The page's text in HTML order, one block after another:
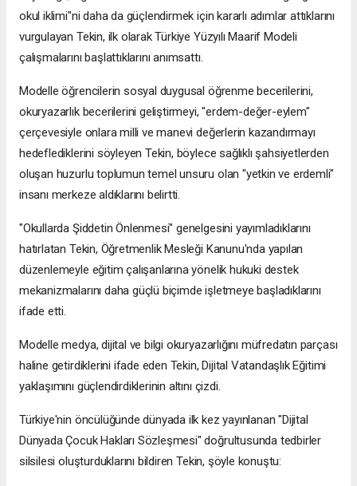
okul iklimi"ni daha da güçlendirmek için kararlı adımlar attıklarını
vurgulayan Tekin, ilk olarak Türkiye Yüzyılı Maarif Modeli
çalışmalarını başlattıklarını anımsattı.
Modelle öğrencilerin sosyal duygusal öğrenme becerilerini,
okuryazarlık becerilerini geliştirmeyi, "erdem-değer-eylem"
çerçevesiyle onlara milli ve manevi değerlerin kazandırmayı
hedeflediklerini söyleyen Tekin, böylece sağlıklı şahsiyetlerden
oluşan huzurlu toplumun temel unsuru olan "yetkin ve erdemli"
insanı merkeze aldıklarını belirtti.
"Okullarda Şiddetin Önlenmesi" genelgesini yayımladıklarını
hatırlatan Tekin, Öğretmenlik Mesleği Kanunu'nda yapılan
düzenlemeyle eğitim çalışanlarına yönelik hukuki destek
mekanizmalarını daha güçlü biçimde işletmeye başladıklarını
ifade etti.
Modelle medya, dijital ve bilgi okuryazarlığını müfredatın parçası
haline getirdiklerini ifade eden Tekin, Dijital Vatandaşlık Eğitimi
yaklaşımını güçlendirdiklerinin altını çizdi.
Türkiye'nin öncülüğünde dünyada ilk kez yayınlanan "Dijital
Dünyada Çocuk Hakları Sözleşmesi" doğrultusunda tedbirler
silsilesi oluşturduklarını bildiren Tekin, şöyle konuştu: